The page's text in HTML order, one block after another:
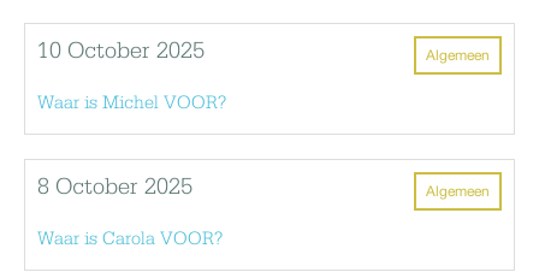
Algemeen
10 October 2025
Waar is Michel VOOR?
Algemeen
8 October 2025
Waar is Carola VOOR?